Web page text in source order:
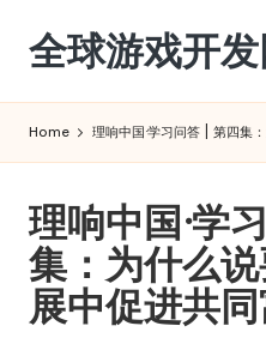
Skip
content
全球游戏开发
Home 理响中国·学习问答 | 第四集
理响中国·学
集：为什么
展中促进共